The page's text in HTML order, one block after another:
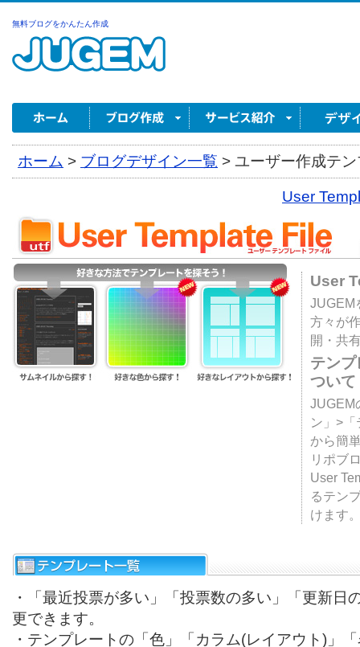
無料ブログをかんたん作成
ホーム > ブログデザイン一覧 > ユーザー作成テ
User
User
JUGEM
方々が
開・共
テン
ついて
JUGEM
ン」>
から簡
リポブ
User
るテン
けます
・「最近投票が多い」「投票数の多い」「更新日
更できます。
・テンプレートの「色」「カラム(レイアウト)」